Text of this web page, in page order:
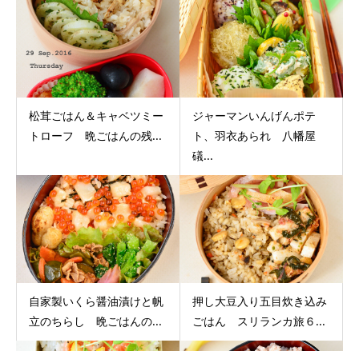
松茸ごはん＆キャベツミー
トローフ 晩ごはんの残...
ジャーマンいんげんポテ
ト、羽衣あられ 八幡屋
礒...
自家製いくら醤油漬けと帆
立のちらし 晩ごはんの...
押し大豆入り五目炊き込み
ごはん スリランカ旅６...